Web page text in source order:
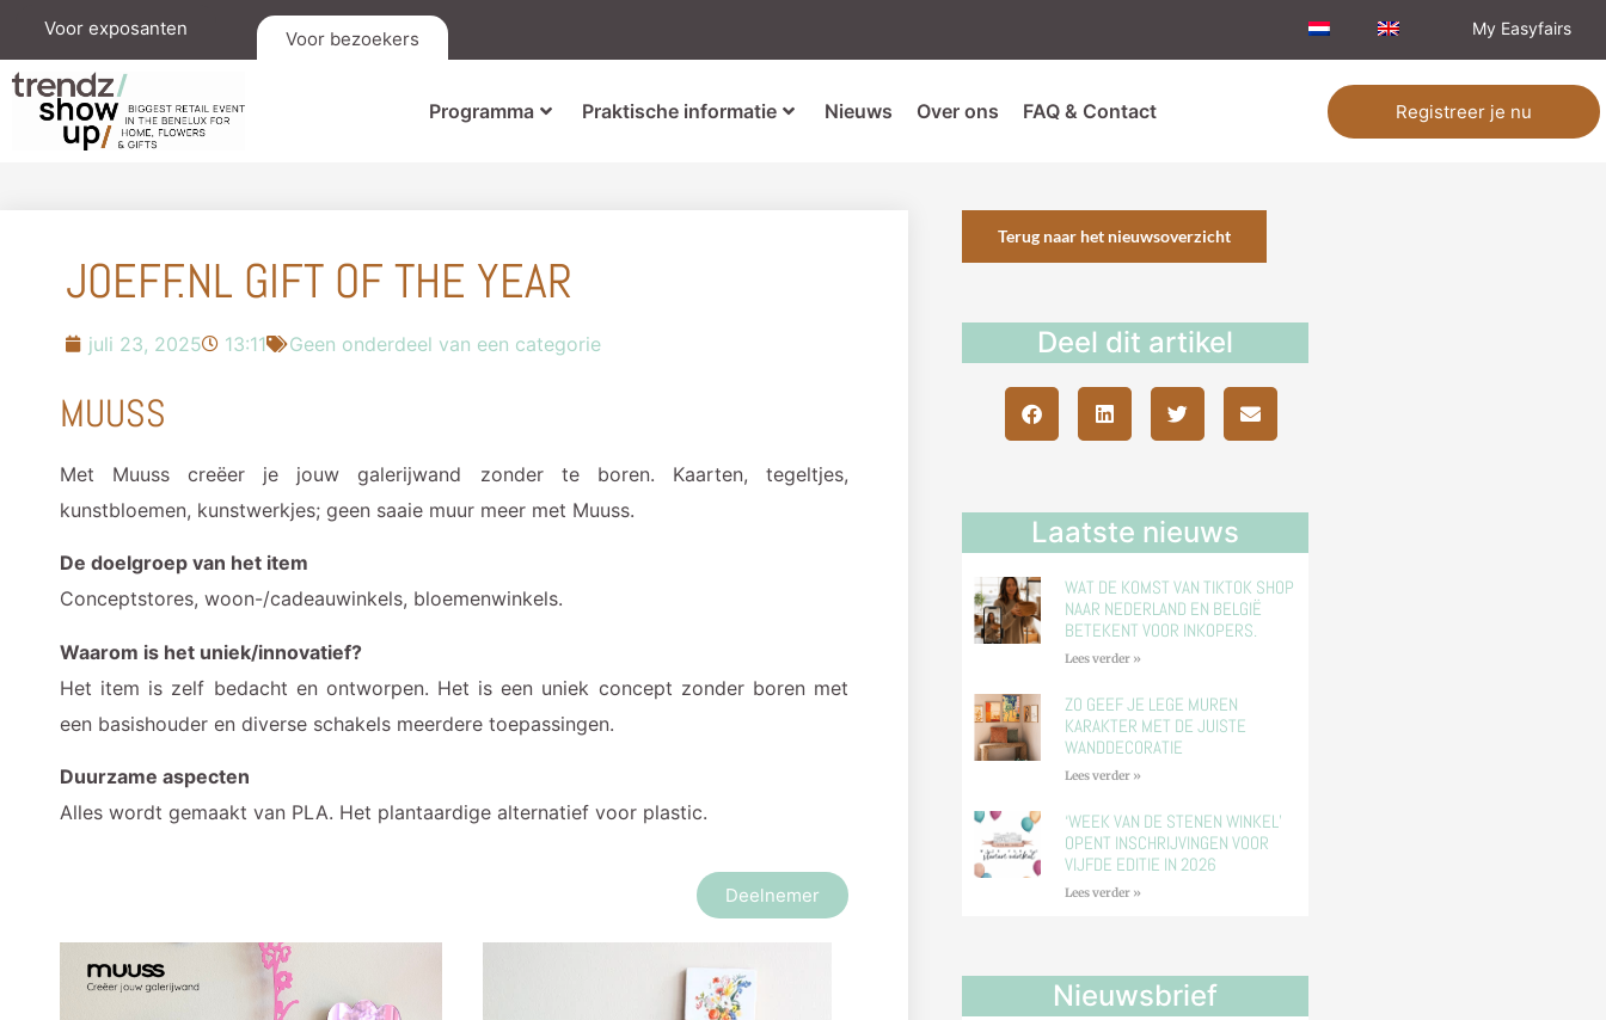
Voor exposanten Voor bezoekers My Easyfairs
Programma Praktische informatie Nieuws Over ons FAQ & Contact Registreer je nu
JOEFF.NL GIFT OF THE YEAR
juli 23, 2025 13:11 Geen onderdeel van een categorie
MUUSS
Met Muuss creëer je jouw galerijwand zonder te boren. Kaarten, tegeltjes,
kunstbloemen, kunstwerkjes; geen saaie muur meer met Muuss.
De doelgroep van het item
Conceptstores, woon-/cadeauwinkels, bloemenwinkels.
Waarom is het uniek/innovatief?
Het item is zelf bedacht en ontworpen. Het is een uniek concept zonder boren met
een basishouder en diverse schakels meerdere toepassingen.
Duurzame aspecten
Alles wordt gemaakt van PLA. Het plantaardige alternatief voor plastic.
Deelnemer
Terug naar het nieuwsoverzicht
Deel dit artikel
Laatste nieuws
WAT DE KOMST VAN TIKTOK SHOP
NAAR NEDERLAND EN BELGIË
BETEKENT VOOR INKOPERS.
Lees verder »
ZO GEEF JE LEGE MUREN
KARAKTER MET DE JUISTE
WANDDECORATIE
Lees verder »
‘WEEK VAN DE STENEN WINKEL’
OPENT INSCHRIJVINGEN VOOR
VIJFDE EDITIE IN 2026
Lees verder »
Nieuwsbrief